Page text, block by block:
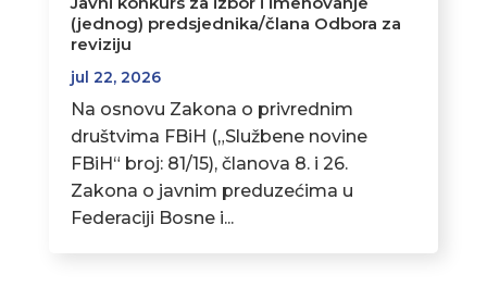
(jednog) predsjednika/člana Odbora za
reviziju
jul 22, 2026
Na osnovu Zakona o privrednim
društvima FBiH („Službene novine
FBiH“ broj: 81/15), članova 8. i 26.
Zakona o javnim preduzećima u
Federaciji Bosne i...